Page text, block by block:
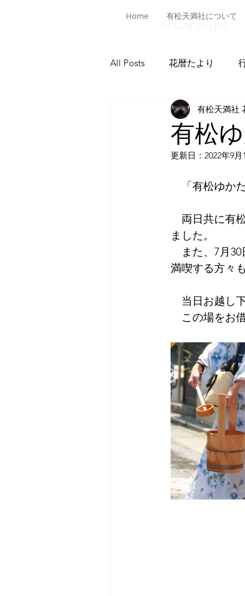
Home 有松天満社について
© Copyright
All Posts 花暦たより
有松ヒストリア 日本
菅公ヒストリア 有松
有松
有松天満社
更新日： 2022年9月
「有松ゆか
両日共に有
ました。
また、7月30
満喫する方々
当日お越し
この場をお